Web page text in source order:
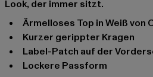
Look, der immer sitzt.
Ärmelloses Top in Weiß von
Kurzer gerippter Kragen
Label-Patch auf der
Lockere Passform